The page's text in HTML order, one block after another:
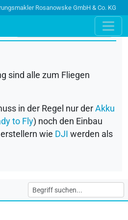
Rosanowske GmbH & Co. KG
sind alle zum Fliegen
in der Regel nur derAkku
to Fly) noch den Einbau
wie DJI werden als